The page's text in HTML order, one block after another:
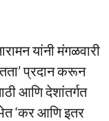
यांनी मंगळवारी
प्रदान करून
आणि देशांतर्गत
‘कर आणि इतर